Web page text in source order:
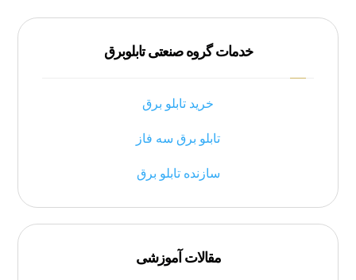
خدمات گروه صنعتی تابلوبرق
خرید تابلو برق
تابلو برق سه فاز
سازنده تابلو برق
مقالات آموزشی